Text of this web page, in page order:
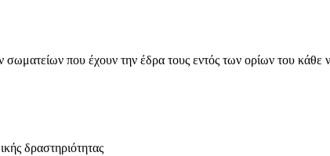
που έχουν την έδρα τους εντός των ορίων του κάθε
δραστηριότητας